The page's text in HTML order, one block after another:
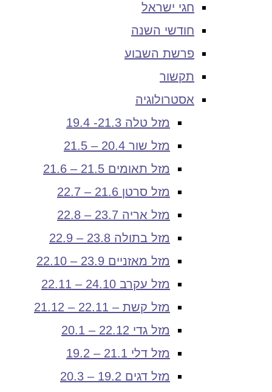
חגי ישראל
חודשי השנה
פרשת השבוע
תקשור
אסטרולוגיה
מזל טלה 21.3- 19.4
מזל שור 20.4 – 21.5
מזל תאומים 21.5 – 21.6
מזל סרטן 21.6 – 22.7
מזל אריה 23.7 – 22.8
מזל בתולה 23.8 – 22.9
מזל מאזניים 23.9 – 22.10
מזל עקרב 24.10 – 22.11
מזל קשת – 22.11 – 21.12
מזל גדי 22.12 – 20.1
מזל דלי 21.1 – 19.2
מזל דגים 19.2 – 20.3